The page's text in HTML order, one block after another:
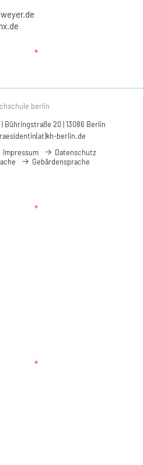
berlin
20 | 13086 Berlin
berlin.de
Impressum
Datenschutz
Gebärdensprache